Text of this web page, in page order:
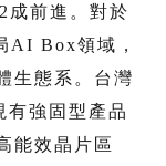
成前進。對於
AI Box領域，
生態系。台灣
強固型產品
能效晶片區